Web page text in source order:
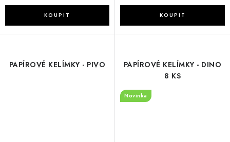
PAPÍROVÉ KELÍMKY - PIVO
PAPÍROVÉ KELÍMKY - DINO
8 KS
Novinka